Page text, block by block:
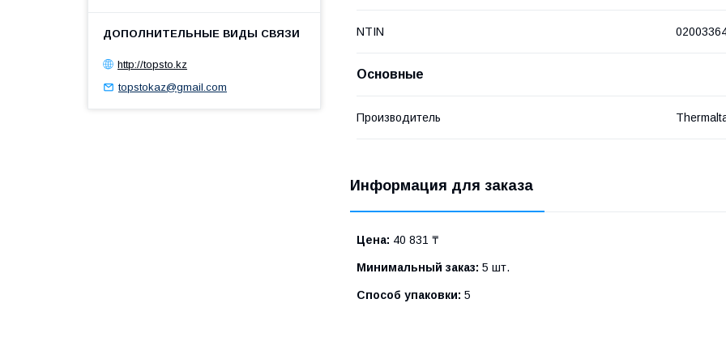
NTIN
Основные
Производитель
Информация для заказа
Цена: 40 831 ₸
Минимальный заказ: 5 шт.
Способ упаковки: 5
http://topsto.kz
topstokaz@gmail.com